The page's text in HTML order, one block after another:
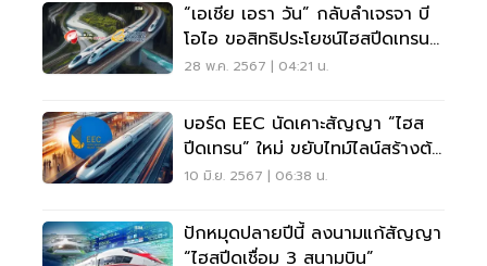
“เอเชีย เอรา วัน” กลับลำเจรจา บี
โอไอ ขอสิทธิประโยชน์ไฮสปีดเทรน
3 สนามบิน
28 พ.ค. 2567 | 04:21 น.
บอร์ด EEC นัดเคาะสัญญา “ไฮส
ปีดเทรน” ใหม่ ขยับไทม์ไลน์สร้างต้น
ปี 2568
10 มิ.ย. 2567 | 06:38 น.
ปักหมุดปลายปีนี้ ลงนามแก้สัญญา
“ไฮสปีดเชื่อม 3 สนามบิน”